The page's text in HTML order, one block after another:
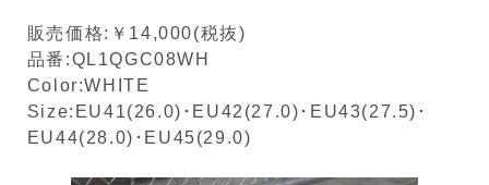
販売価格:￥14,000(税抜)
品番:QL1QGC08WH
Color:WHITE
Size:EU41(26.0)･EU42(27.0)･EU43(27.5)･
EU44(28.0)･EU45(29.0)